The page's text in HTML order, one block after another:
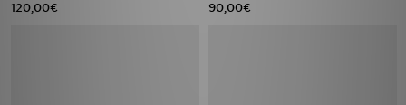
120,00€ 90,00€